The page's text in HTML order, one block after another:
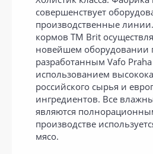
совершенствует
производственные
кормов ТМ Brit
новейшем оборудовании
разработанным Vafo
использованием
российского сырья и
ингредиентов. Все
являются
производстве
мясо.